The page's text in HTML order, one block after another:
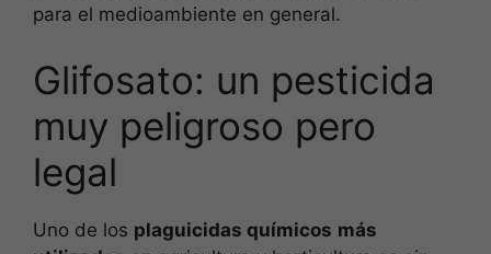
para el medioambiente en general.
Glifosato: un pesticida
muy peligroso pero
legal
Uno de los plaguicidas químicos más